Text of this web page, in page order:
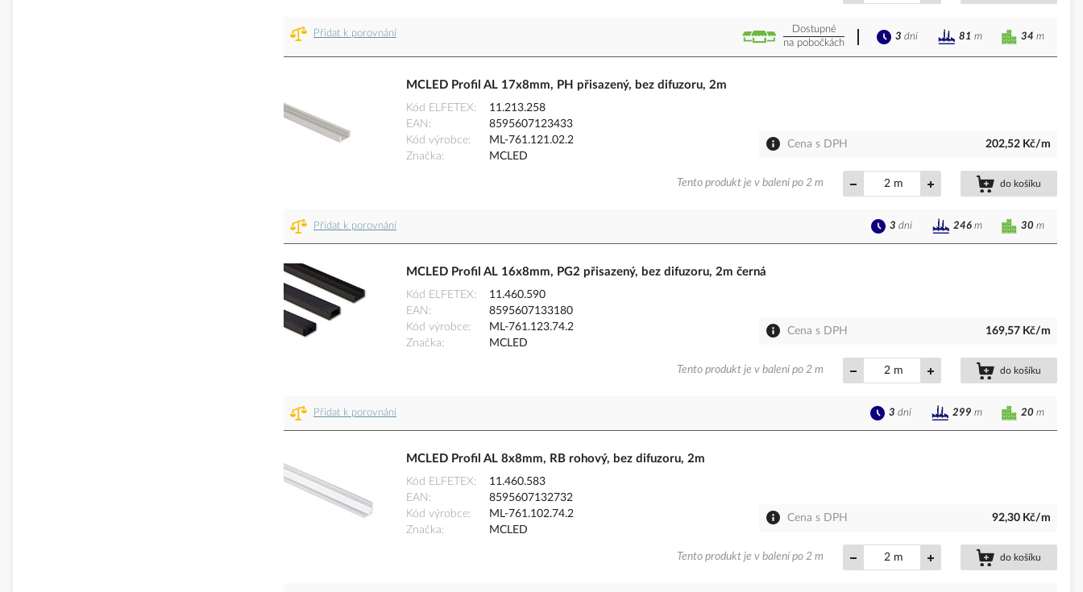
Přidat k porovnání
Dostupné
na pobočkách
34 m
3 dní 81 m
MCLED Profil AL 17x8mm, PH přisazený, bez difuzoru, 2m
Kód ELFETEX
11.213.258
EAN
8595607123433
Kód výrobce
ML-761.121.02.2
Značka
MCLED
Cena s DPH 202,52 Kč/m
m do košíku
Tento produkt je v balení po 2 m
Přidat k porovnání 30 m
3 dní 246 m
MCLED Profil AL 16x8mm, PG2 přisazený, bez difuzoru, 2m černá
Kód ELFETEX
11.460.590
EAN
8595607133180
Kód výrobce
ML-761.123.74.2
Značka
MCLED
Cena s DPH 169,57 Kč/m
m do košíku
Tento produkt je v balení po 2 m
Přidat k porovnání 20 m
3 dní 299 m
MCLED Profil AL 8x8mm, RB rohový, bez difuzoru, 2m
Kód ELFETEX
11.460.583
EAN
8595607132732
Kód výrobce
ML-761.102.74.2
Značka
MCLED
Cena s DPH 92,30 Kč/m
m do košíku
Tento produkt je v balení po 2 m